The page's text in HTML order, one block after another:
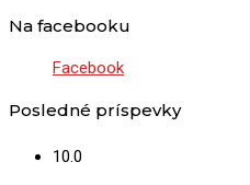
Na facebooku
Facebook
Posledné príspevky
10.0